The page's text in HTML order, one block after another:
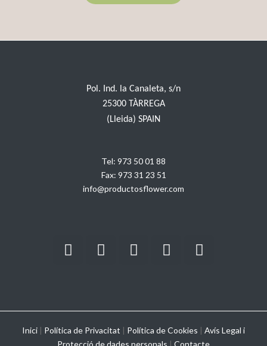
Pol. Ind. la Canaleta, s/n
25300 TÀRREGA
(Lleida) SPAIN
Tel: 973 50 01 88
Fax: 973 31 23 51
info@productosflower.com
Inici | Política de Privacitat | Política de Cookies | Avís Legal i